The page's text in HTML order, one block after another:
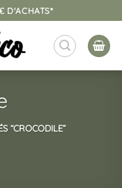
D'ACHATS*
“CROCODILE”